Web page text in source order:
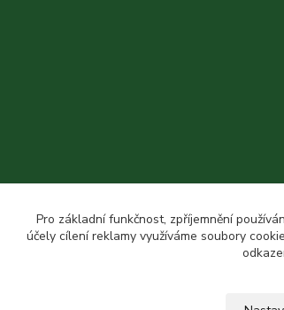
Pro základní funkčnost, zpříjemnění
účely cílení reklamy využíváme soubory